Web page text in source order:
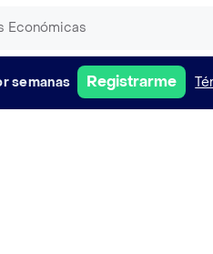
semanas Registrarme